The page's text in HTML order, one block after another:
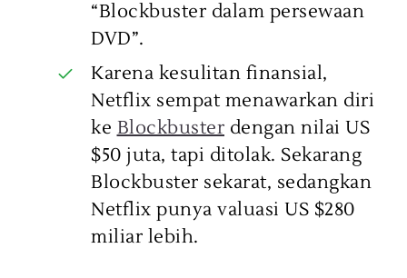
“Blockbuster dalam persewaan
DVD”.
Karena kesulitan finansial,
Netflix sempat menawarkan diri
ke Blockbuster dengan nilai US
$50 juta, tapi ditolak. Sekarang
Blockbuster sekarat, sedangkan
Netflix punya valuasi US $280
miliar lebih.